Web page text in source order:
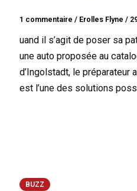
1 commentaire / Erolles Flyne/
uand il s’agit de poser sa
une auto proposée au
d’Ingolstadt, le préparateur
est l’une des solutions
BUZZ